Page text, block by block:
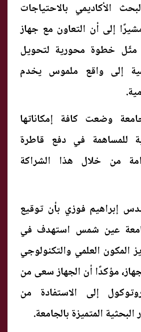
الأكاديمي بالاحتياجات
مشيرًا إلى أن التعاون مع جهاز
خطوة محورية لتحويل
إلى واقع ملموس يخدم
وضعت كافة إمكاناتها
للمساهمة في دفع قاطرة
من خلال هذا الشراكة
إبراهيم فوزي بأن توقيع
عين شمس استهدف في
المكون العلمي والتكنولوجي
مؤكدًا أن الجهاز سعى من
إلى الاستفادة من
المتميزة بالجامعة.